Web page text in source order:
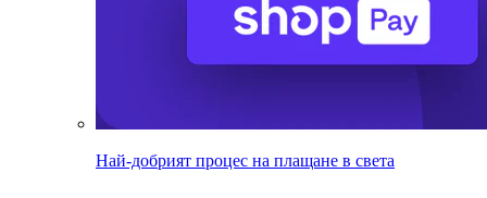
Най-добрият процес на плащане в света